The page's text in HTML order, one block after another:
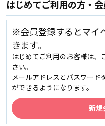
はじめてご利用の方・
※会員登録するとマイ
きます。
はじめてご利用のお客様は、
さい。
メールアドレスとパスワード
ができるようになります。